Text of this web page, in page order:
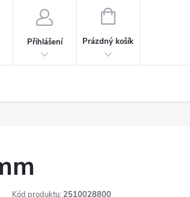
Přihlášení
NÁKUPNÍ
Prázdný košík
Kód produktu: 2510028800